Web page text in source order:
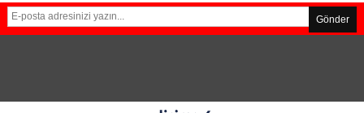
Gönder